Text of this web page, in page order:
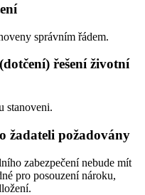
správním řádem.
řešení životní
stanoveni.
žadateli požadovány
zabezpečení nebude mít
pro posouzení nároku,